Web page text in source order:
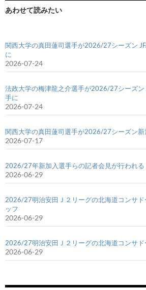
あわせて読みたい
関西大学の真田蓮司選手が2026/27シーズン
に
2026-07-24
法政大学の梅津龍之介選手が2026/27シーズン
手に
2026-07-24
関西大学の真田蓮司選手が2026/27シーズン新
2026-07-17
2026/27年新加入選手らの記者会見が行われる
2026-06-29
2026/27明治安田Ｊ２リーグの北海道コンサド
ッフ
2026-06-29
2026/27明治安田Ｊ２リーグの北海道コンサ
2026-06-29